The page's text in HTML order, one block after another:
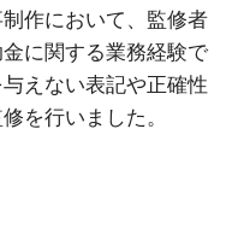
作において、監修者
に関する業務経験で
えない表記や正確性
を行いました。